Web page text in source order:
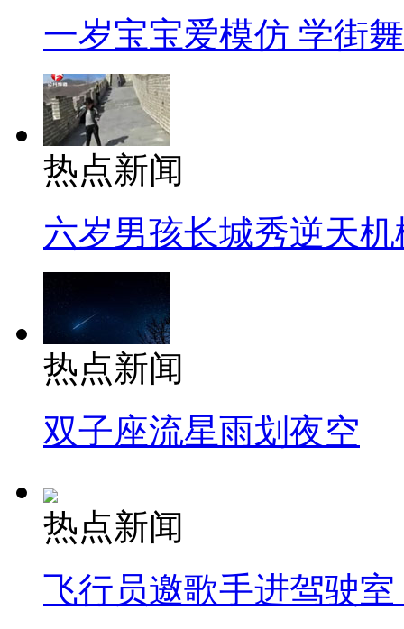
一岁宝宝爱模仿 学街
热点新闻
六岁男孩长城秀逆天机
热点新闻
双子座流星雨划夜空
热点新闻
飞行员邀歌手进驾驶